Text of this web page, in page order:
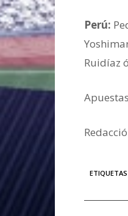
Perú:
Ruidíaz
ETIQUETAS